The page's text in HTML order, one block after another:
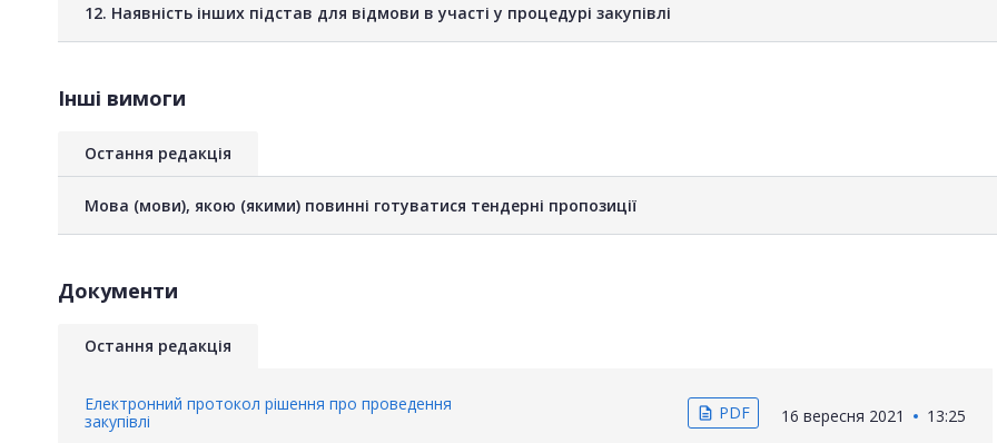
12. Наявність інших підстав для відмови в участі у процедурі закупівлі
Інші вимоги
Остання редакція
Мова (мови), якою (якими) повинні готуватися тендерні пропозиції
Документи
Остання редакція
Електронний протокол рішення про проведення
закупівлі
description PDF 16 вересня 2021 13:25